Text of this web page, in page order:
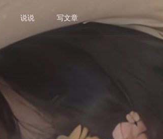
说说 写文章